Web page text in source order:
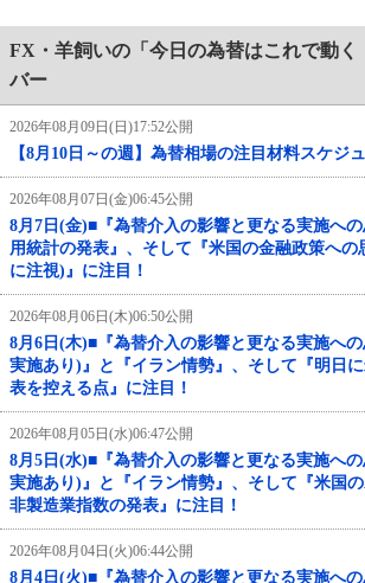
FX・羊飼いの「今日の為替はこれで動く
バー
2026年08月09日(日)17:52公開
【8月10日～の週】為替相場の注目材料スケジ
2026年08月07日(金)06:45公開
8月7日(金)■『為替介入の影響と更なる実施へ
用統計の発表』、そして『米国の金融政策への
に注視)』に注目！
2026年08月06日(木)06:50公開
8月6日(木)■『為替介入の影響と更なる実施へ
実施あり)』と『イラン情勢』、そして『明日
表を控える点』に注目！
2026年08月05日(水)06:47公開
8月5日(水)■『為替介入の影響と更なる実施へ
実施あり)』と『イラン情勢』、そして『米国
非製造業指数の発表』に注目！
2026年08月04日(火)06:44公開
8月4日(火)■『為替介入の影響と更なる実施へ